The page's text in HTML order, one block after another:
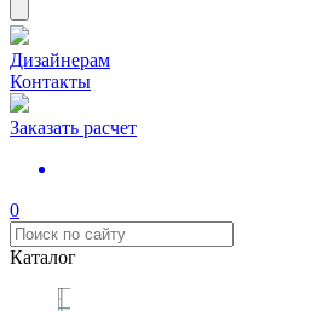
Дизайнерам
Контакты
Заказать расчет
0
Каталог